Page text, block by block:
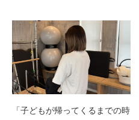
「子どもが帰ってくるまでの時